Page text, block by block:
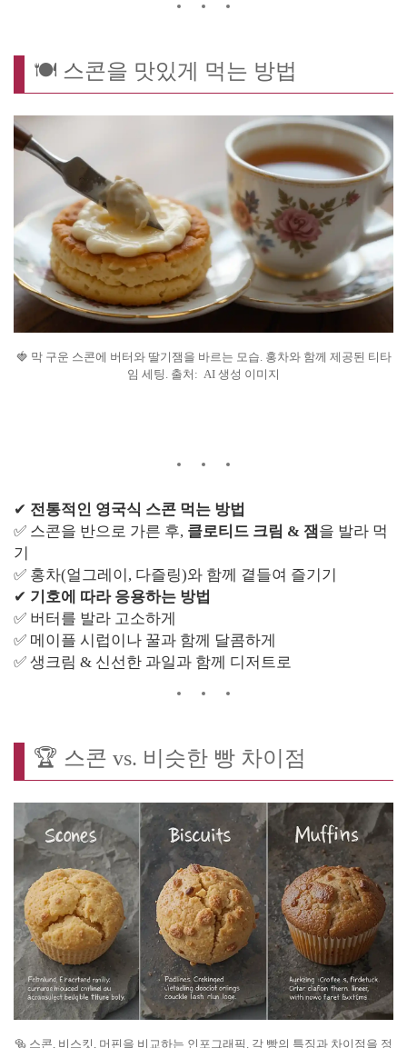
🍽️ 스콘을 맛있게 먹는 방법
🍓 막 구운 스콘에 버터와 딸기잼을 바르는 모습. 홍차와 함께 제공된 티타
임 세팅. 출처: AI 생성 이미지
✔ 전통적인 영국식 스콘 먹는 방법
✅ 스콘을 반으로 가른 후, 클로티드 크림 & 잼을 발라 먹
기
✅ 홍차(얼그레이, 다즐링)와 함께 곁들여 즐기기
✔ 기호에 따라 응용하는 방법
✅ 버터를 발라 고소하게
✅ 메이플 시럽이나 꿀과 함께 달콤하게
✅ 생크림 & 신선한 과일과 함께 디저트로
🏆 스콘 vs. 비슷한 빵 차이점
🥯 스콘, 비스킷, 머핀을 비교하는 인포그래픽. 각 빵의 특징과 차이점을 정